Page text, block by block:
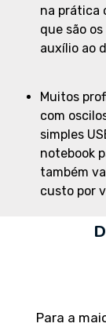
na prática
que são
auxílio ao
Muitos
com
simples
notebook
também
custo por
Para a